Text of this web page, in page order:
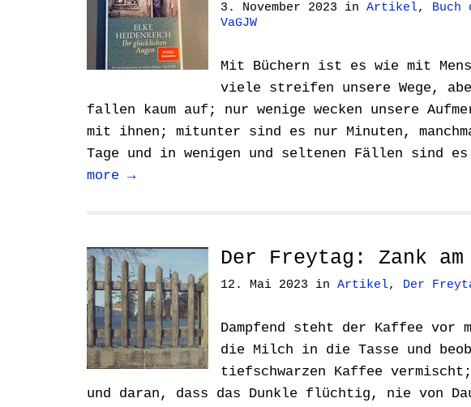
3. November 2023 in Artikel, Buch
VaGJW
Mit Büchern ist es wie mit
viele streifen unsere Wege,
fallen kaum auf; nur wenige wecken unsere
mit ihnen; mitunter sind es nur Minuten,
Tage und in wenigen und seltenen Fällen sind es
more →
Der Freytag: Zank am
12. Mai 2023 in Artikel, Der
Dampfend steht der Kaffee
die Milch in die Tasse und
tiefschwarzen Kaffee
und daran, dass das Dunkle flüchtig, nie von